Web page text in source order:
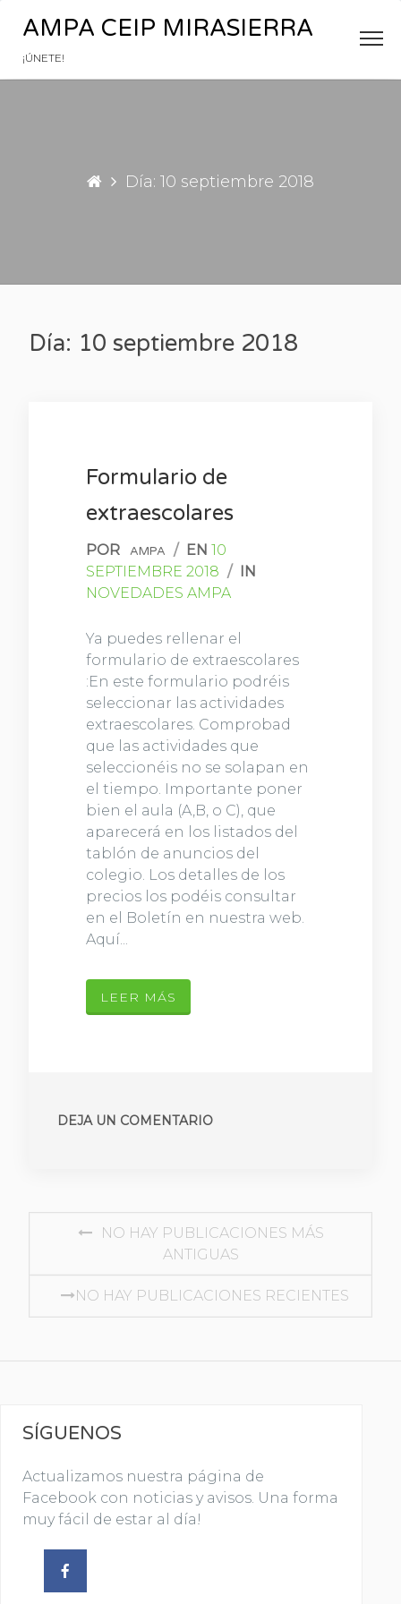
AMPA CEIP MIRASIERRA
¡ÚNETE!
Día: 10 septiembre 2018
Día: 10 septiembre 2018
Formulario de
extraescolares
POR AMPA / EN 10
SEPTIEMBRE 2018 / IN
NOVEDADES AMPA
Ya puedes rellenar el
formulario de extraescolares
:En este formulario podréis
seleccionar las actividades
extraescolares. Comprobad
que las actividades que
seleccionéis no se solapan en
el tiempo. Importante poner
bien el aula (A,B, o C), que
aparecerá en los listados del
tablón de anuncios del
colegio. Los detalles de los
precios los podéis consultar
en el Boletín en nuestra web.
Aquí...
LEER MÁS
DEJA UN COMENTARIO
NAVEGACIÓN DE ENTRADAS
NO HAY PUBLICACIONES MÁS
ANTIGUAS
NO HAY PUBLICACIONES RECIENTES
SÍGUENOS
Actualizamos nuestra página de
Facebook con noticias y avisos. Una forma
muy fácil de estar al día!